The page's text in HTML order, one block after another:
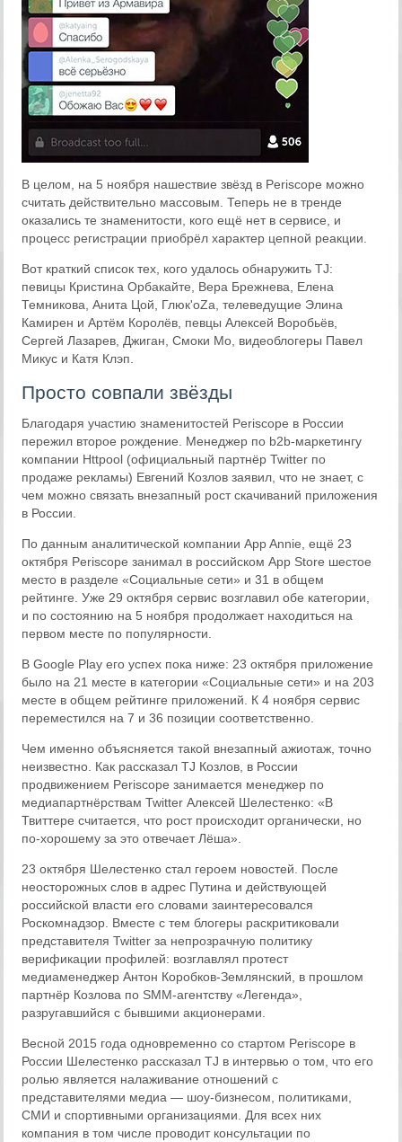
В целом, на 5 ноября нашествие звёзд в Periscope можно
считать действительно массовым. Теперь не в тренде
оказались те знаменитости, кого ещё нет в сервисе, и
процесс регистрации приобрёл характер цепной реакции.
Вот краткий список тех, кого удалось обнаружить TJ:
певицы Кристина Орбакайте, Вера Брежнева, Елена
Темникова, Анита Цой, Глюк'оZa, телеведущие Элина
Камирен и Артём Королёв, певцы Алексей Воробьёв,
Сергей Лазарев, Джиган, Смоки Мо, видеоблогеры Павел
Микус и Катя Клэп.
Просто совпали звёзды
Благодаря участию знаменитостей Periscope в России
пережил второе рождение. Менеджер по b2b-маркетингу
компании Httpool (официальный партнёр Twitter по
продаже рекламы) Евгений Козлов заявил, что не знает, с
чем можно связать внезапный рост скачиваний приложения
в России.
По данным аналитической компании App Annie, ещё 23
октября Periscope занимал в российском App Store шестое
место в разделе «Социальные сети» и 31 в общем
рейтинге. Уже 29 октября сервис возглавил обе категории,
и по состоянию на 5 ноября продолжает находиться на
первом месте по популярности.
В Google Play его успех пока ниже: 23 октября приложение
было на 21 месте в категории «Социальные сети» и на 203
месте в общем рейтинге приложений. К 4 ноября сервис
переместился на 7 и 36 позиции соответственно.
Чем именно объясняется такой внезапный ажиотаж, точно
неизвестно. Как рассказал TJ Козлов, в России
продвижением Periscope занимается менеджер по
медиапартнёрствам Twitter Алексей Шелестенко: «В
Твиттере считается, что рост происходит органически, но
по-хорошему за это отвечает Лёша».
23 октября Шелестенко стал героем новостей. После
неосторожных слов в адрес Путина и действующей
российской власти его словами заинтересовался
Роскомнадзор. Вместе с тем блогеры раскритиковали
представителя Twitter за непрозрачную политику
верификации профилей: возглавлял протест
медиаменеджер Антон Коробков-Землянский, в прошлом
партнёр Козлова по SMM-агентству «Легенда»,
разругавшийся с бывшими акционерами.
Весной 2015 года одновременно со стартом Periscope в
России Шелестенко рассказал TJ в интервью о том, что его
ролью является налаживание отношений с
представителями медиа — шоу-бизнесом, политиками,
СМИ и спортивными организациями. Для всех них
компания в том числе проводит консультации по